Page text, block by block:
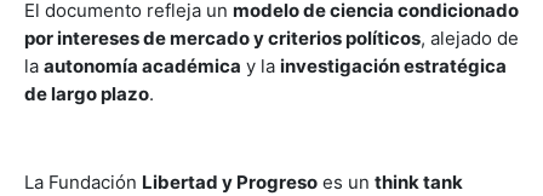
El documento refleja un modelo de ciencia condicionado
por intereses de mercado y criterios políticos, alejado de
la autonomía académica y la investigación estratégica
de largo plazo.
La Fundación Libertad y Progreso es un think tank